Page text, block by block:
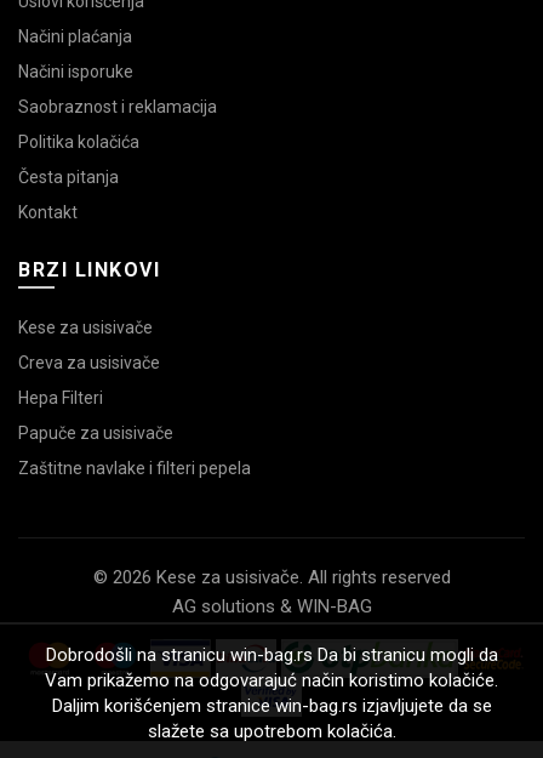
Načini plaćanja
Načini isporuke
Saobraznost i reklamacija
Politika kolačića
Česta pitanja
Kontakt
BRZI LINKOVI
Kese za usisivače
Creva za usisivače
Hepa Filteri
Papuče za usisivače
Zaštitne navlake i filteri pepela
© 2026 Kese za usisivače. All rights reserved
AG solutions & WIN-BAG
Dobrodošli na stranicu win-bag.rs Da bi stranicu mogli da
Vam prikažemo na odgovarajuć način koristimo kolačiće.
Daljim korišćenjem stranice win-bag.rs izjavljujete da se
slažete sa upotrebom kolačića.